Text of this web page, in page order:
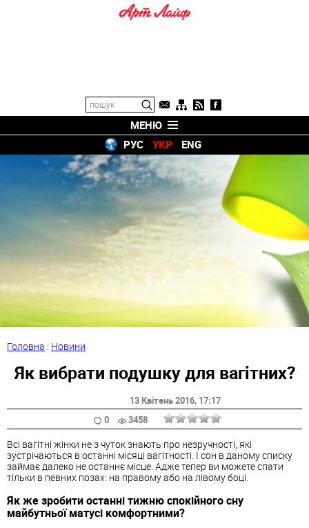
МЕНЮ
РУС
УКР ENG
Головна : Новини
Як вибрати подушку для вагітних?
13 Квітень 2016, 17:17
0
3458
Всі вагітні жінки не з чуток знають про незручності, які
зустрічаються в останні місяці вагітності. І сон в даному списку
займає далеко не останнє місце. Адже тепер ви можете спати
тільки в певних позах: на правому або на лівому боці.
Як же зробити останні тижню спокійного сну
майбутньої матусі комфортними?